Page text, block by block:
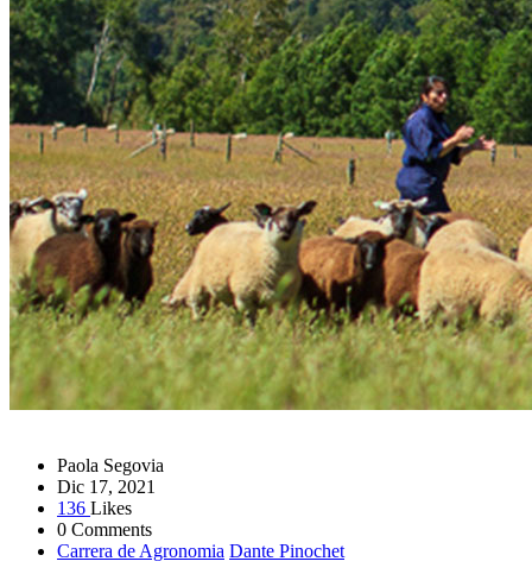
Paola Segovia
Dic 17, 2021
136 Likes
0 Comments
Carrera de Agronomia Dante Pinochet